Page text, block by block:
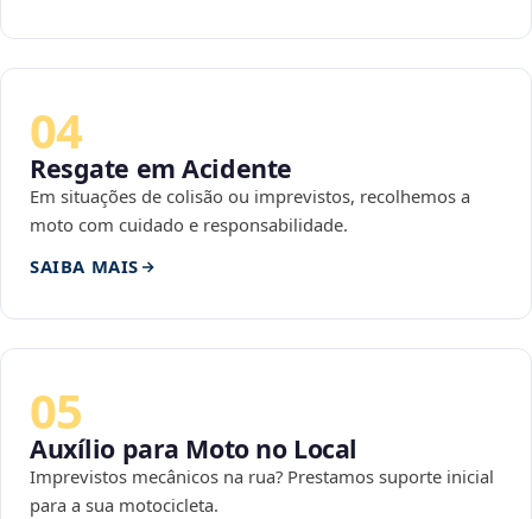
04
Resgate em Acidente
Em situações de colisão ou imprevistos, recolhemos a
moto com cuidado e responsabilidade.
SAIBA MAIS
05
Auxílio para Moto no Local
Imprevistos mecânicos na rua? Prestamos suporte inicial
para a sua motocicleta.